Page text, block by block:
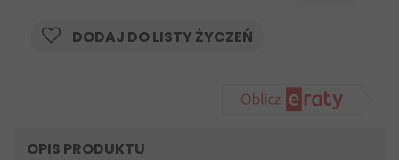
DODAJ DO LISTY ŻYCZEŃ
OPIS PRODUKTU